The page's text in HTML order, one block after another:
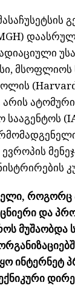
მსოფლიოს
ატომური
და
ინტერნეტ